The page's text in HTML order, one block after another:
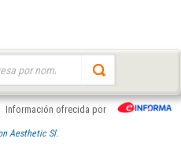
Información ofrecida por
Aesthetic Sl.